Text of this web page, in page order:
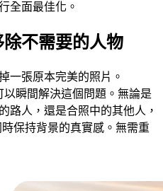
全面最佳化。
不需要的人物
一張原本完美的照片。
以瞬間解決這個問題。無論是
路人，還是合照中的其他人，
保持背景的真實感。無需重